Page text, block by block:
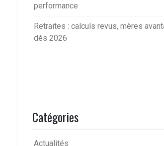
performance
Retraites : calculs revus, mères
dès 2026
Catégories
Actualités